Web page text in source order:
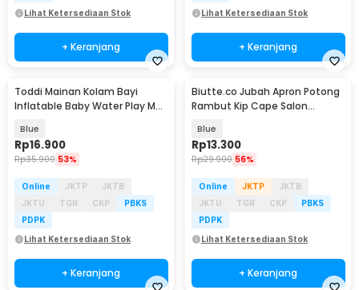
Lihat Ketersediaan Stok
+ Keranjang
Lihat Ketersediaan Stok
+ Keranjang
Toddi Mainan Kolam Bayi
Inflatable Baby Water Play Mat
Blue
Rp16.900
Rp35.900 53%
Online JKTP
JKTB
JKTU
TGR CKP
PBKS
PDPK
Lihat Ketersediaan Stok
+ Keranjang
Biutte.co Jubah Apron Potong
Rambut Kip Cape Salon
Blue
Rp13.300
Rp29.900 56%
Online JKTP
JKTB
JKTU
TGR CKP
PBKS
PDPK
Lihat Ketersediaan Stok
+ Keranjang